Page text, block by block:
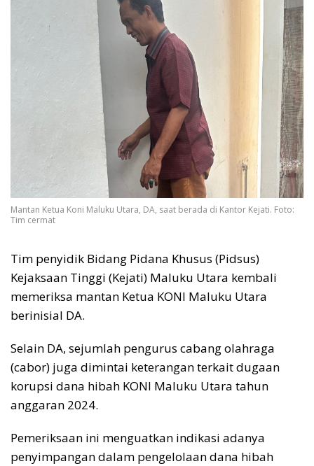
Mantan Ketua Koni Maluku Utara, DA, saat berada di Kantor Kejati. Foto:
Tim cermat
Tim penyidik Bidang Pidana Khusus (Pidsus)
Kejaksaan Tinggi (Kejati) Maluku Utara kembali
memeriksa mantan Ketua KONI Maluku Utara
berinisial DA.
Selain DA, sejumlah pengurus cabang olahraga
(cabor) juga dimintai keterangan terkait dugaan
korupsi dana hibah KONI Maluku Utara tahun
anggaran 2024.
Pemeriksaan ini menguatkan indikasi adanya
penyimpangan dalam pengelolaan dana hibah